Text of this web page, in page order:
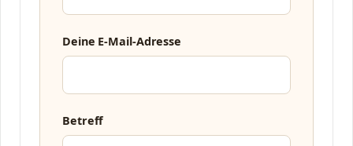
Deine E-Mail-Adresse
Betreff